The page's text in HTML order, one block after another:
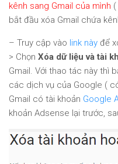
kênh sang Gmail của mình
bắt đầu xóa Gmail chứa
– Truy cập vào link này để
> Chọn Xóa dữ liệu và tài
Gmail. Với thao tác này thì
các dịch vụ của Google (
Gmail có tài khoản Google
khoản Adsense lại trước,